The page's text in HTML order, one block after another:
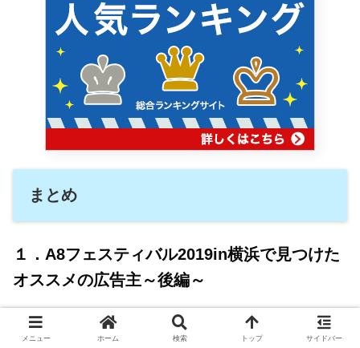
まとめ
１．A8フェスティバル2019in横浜で見つけた
オススメの広告主～後編～
POCKETALK
メニュー ホーム 検索 トップ サイドバー